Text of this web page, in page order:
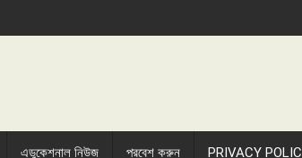
এডুকেশনাল নিউজ প্রবেশ করুন PRIVACY